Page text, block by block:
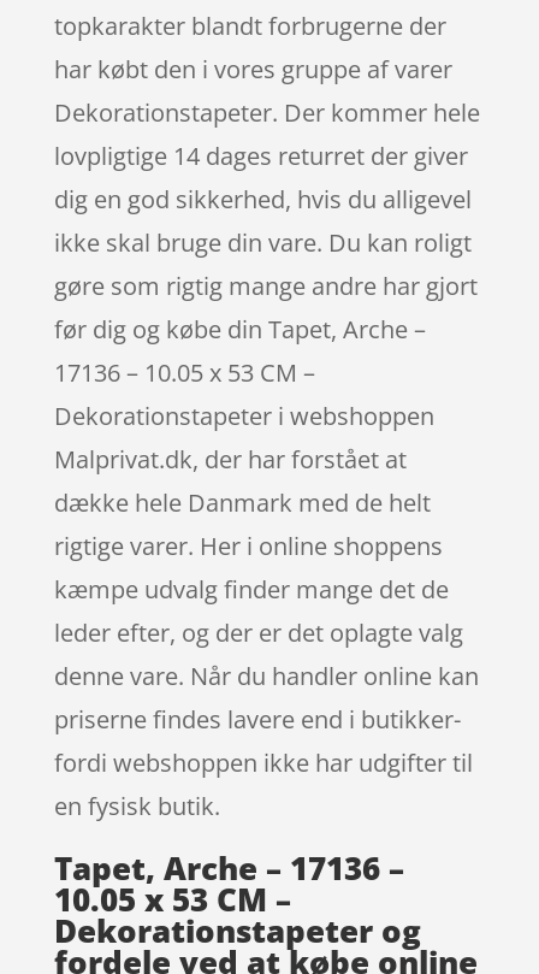
topkarakter blandt forbrugerne der
har købt den i vores gruppe af varer
Dekorationstapeter. Der kommer hele
lovpligtige 14 dages returret der giver
dig en god sikkerhed, hvis du alligevel
ikke skal bruge din vare. Du kan roligt
gøre som rigtig mange andre har gjort
før dig og købe din Tapet, Arche –
17136 – 10.05 x 53 CM –
Dekorationstapeter i webshoppen
Malprivat.dk, der har forstået at
dække hele Danmark med de helt
rigtige varer. Her i online shoppens
kæmpe udvalg finder mange det de
leder efter, og der er det oplagte valg
denne vare. Når du handler online kan
priserne findes lavere end i butikker-
fordi webshoppen ikke har udgifter til
en fysisk butik.
Tapet, Arche – 17136 –
10.05 x 53 CM –
Dekorationstapeter og
fordele ved at købe online